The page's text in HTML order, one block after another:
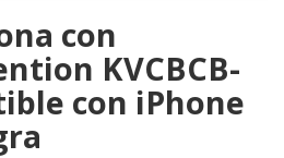
con
KVCBCB-
con iPhone